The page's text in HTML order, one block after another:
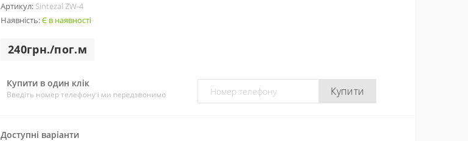
Артикул: Sintezal ZW-4
Наявність:Є в наявності
240грн./пог.м
Купити в один клік
Введіть номер телефону і ми передзвонимо Купити
Доступні варіанти